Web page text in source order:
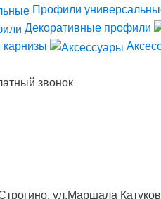
Профили
Декоративные профили
звонок
ул.Маршала